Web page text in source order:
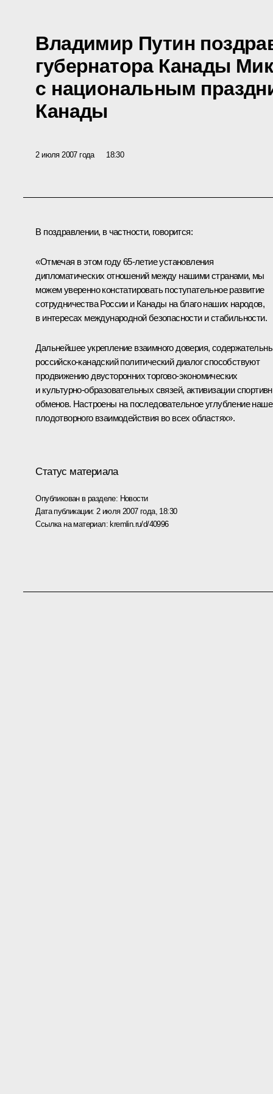
Владимир Путин
губернатора Канады
с национальным
Канады
2 июля 2007 года 18:30
В поздравлении, в частности, говорится:
«Отмечая в этом году 65-летие установления
дипломатических отношений между нашими странами, мы
можем уверенно констатировать поступательное развитие
сотрудничества России и Канады на благо наших народов,
в интересах международной безопасности и стабильности.
Дальнейшее укрепление взаимного доверия,
российско-канадский политический диалог способствуют
продвижению двусторонних торгово-экономических
и культурно-образовательных связей, активизации
обменов. Настроены на последовательное углубление
плодотворного взаимодействия во всех областях».
Статус материала
Опубликован в разделе: Новости
Дата публикации: 2 июля 2007 года, 18:30
Ссылка на материал:kremlin.ru/d/40996